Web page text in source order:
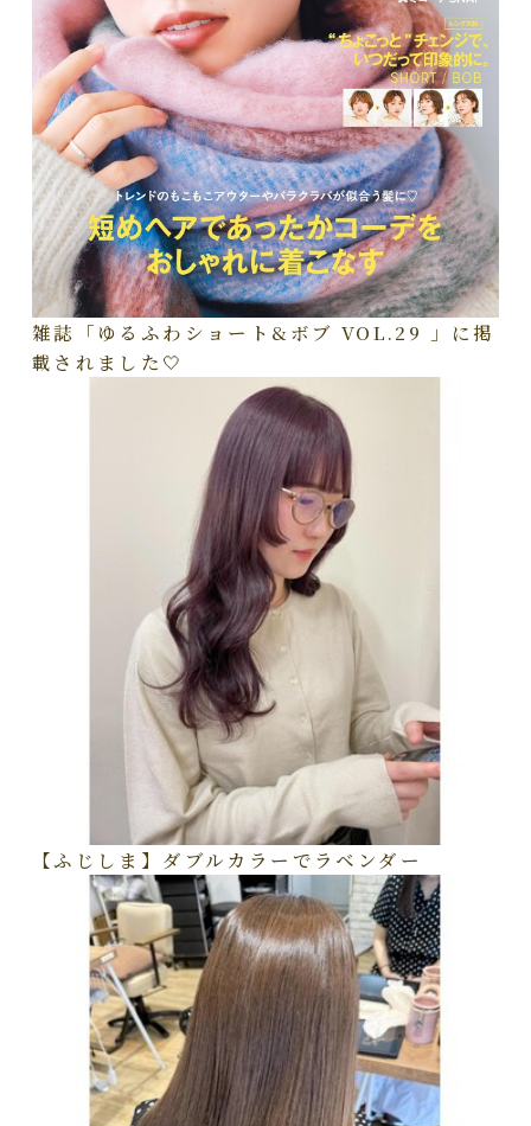
雑誌「ゆるふわショート&ボブ VOL.29 」に掲
載されました🤍
【ふじしま】ダブルカラーでラベンダー